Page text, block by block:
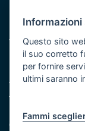
Protezione civile
Vai al sito di
Iniziativa
Asse XI
Note legali
Cookie e privacy
Questo sito
il suo corretto
per fornire
ultimi saranno
Fammi